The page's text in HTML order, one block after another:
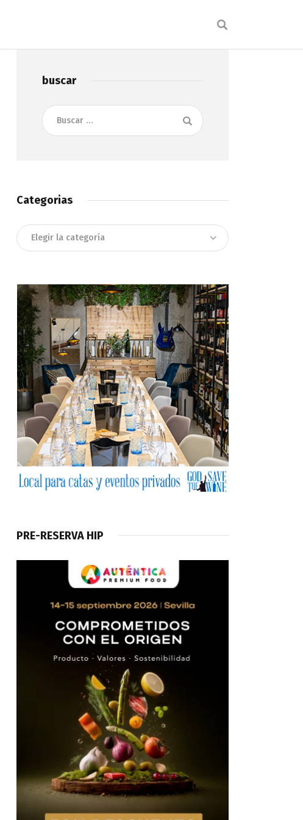
buscar
Buscar:
Categorias
Categorias
PRE-RESERVA HIP